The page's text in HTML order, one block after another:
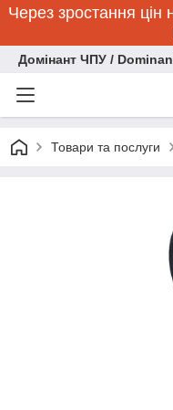
Через зростання
Домінант ЧПУ /
Товари та послуги